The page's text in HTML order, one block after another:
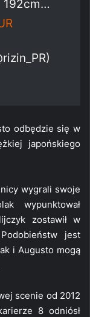
odbędzie się w
japońskiego
wygrali swoje
wypunktował
zostawił w
jest
i Augusto mogą
scenie od 2012
8 odniósł